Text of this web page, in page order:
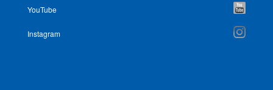
YouTube
Instagram